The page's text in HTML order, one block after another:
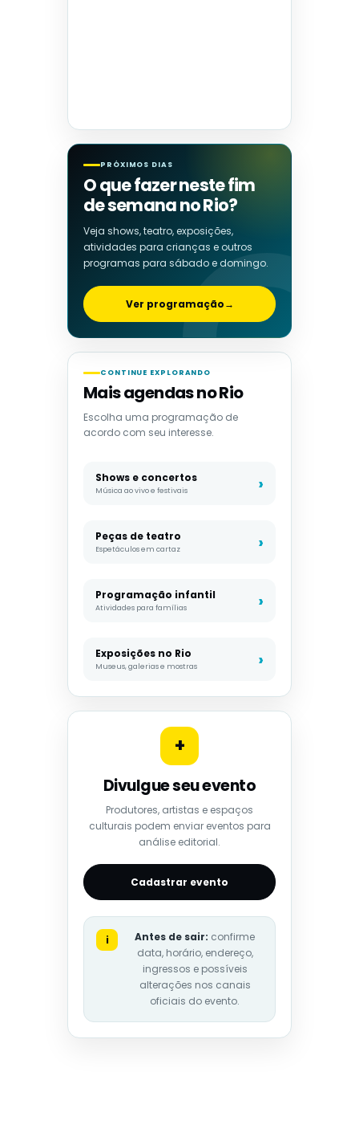
PRÓXIMOS DIAS
O que fazer neste fim
de semana no Rio?
Veja shows, teatro, exposições,
atividades para crianças e outros
programas para sábado e domingo.
Ver programação→
CONTINUE EXPLORANDO
Mais agendas no Rio
Escolha uma programação de
acordo com seu interesse.
Shows e concertos
Música ao vivo e festivais
Peças de teatro
Espetáculos em cartaz
Programação infantil
Atividades para famílias
Exposições no Rio
Museus, galerias e mostras
+
Divulgue seu evento
Produtores, artistas e espaços
culturais podem enviar eventos para
análise editorial.
Cadastrar evento
i Antes de sair: confirme
data, horário, endereço,
ingressos e possíveis
alterações nos canais
oficiais do evento.